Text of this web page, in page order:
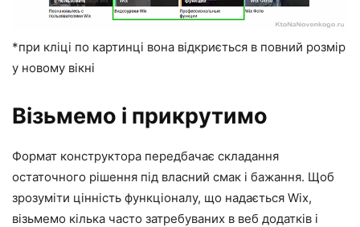
*при кліці по картинці вона відкриється в повний розмір
у новому вікні
Візьмемо і прикрутимо
Формат конструктора передбачає складання
остаточного рішення під власний смак і бажання. Щоб
зрозуміти цінність функціоналу, що надається Wix,
візьмемо кілька часто затребуваних в веб додатків і